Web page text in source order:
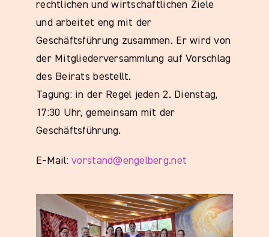
rechtlichen und wirtschaftlichen Ziele
und arbeitet eng mit der
Geschäftsführung zusammen. Er wird von
der Mitgliederversammlung auf Vorschlag
des Beirats bestellt.
Tagung: in der Regel jeden 2. Dienstag,
17:30 Uhr, gemeinsam mit der
Geschäftsführung.
E-Mail:vorstand@engelberg.net